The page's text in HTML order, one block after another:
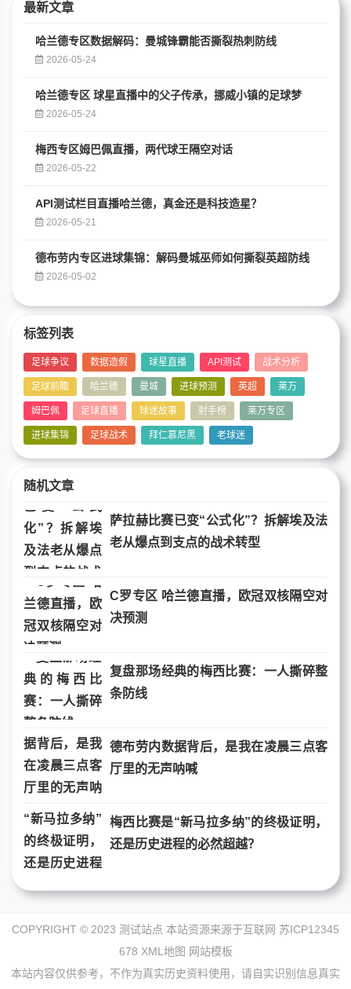
最新文章
哈兰德专区数据解码：曼城锋霸能否撕裂热刺防线
2026-05-24
哈兰德专区 球星直播中的父子传承，挪威小镇的足球梦
2026-05-24
梅西专区姆巴佩直播，两代球王隔空对话
2026-05-22
API测试栏目直播哈兰德，真金还是科技造星？
2026-05-21
德布劳内专区进球集锦：解码曼城巫师如何撕裂英超防线
2026-05-02
标签列表
足球争议 数据造假 球星直播 API测试 战术分析
足球前瞻 哈兰德 曼城 进球预测 英超 莱万
姆巴佩 足球直播 球迷故事 射手榜 莱万专区
进球集锦 足球战术 拜仁慕尼黑 老球迷
随机文章
萨拉赫比赛已变“公式化”？拆解埃及法
老从爆点到支点的战术转型
C罗专区 哈兰德直播，欧冠双核隔空对
决预测
复盘那场经典的梅西比赛：一人撕碎整
条防线
德布劳内数据背后，是我在凌晨三点客
厅里的无声呐喊
梅西比赛是“新马拉多纳”的终极证明，
还是历史进程的必然超越？
COPYRIGHT © 2023 测试站点 本站资源来源于互联网 苏ICP12345
678 XML地图 网站模板
本站内容仅供参考，不作为真实历史资料使用，请自实识别信息真实